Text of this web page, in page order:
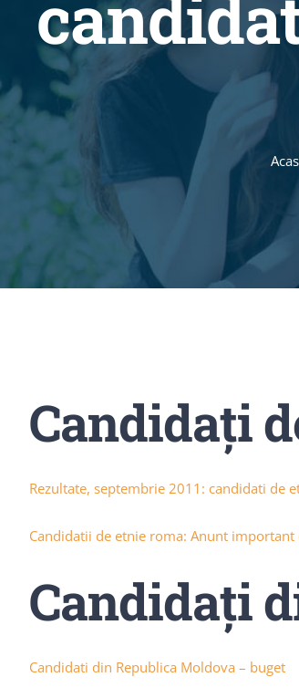
Candidaţi
Rezultate, septembrie 2011: candidati de
Candidatii de etnie roma: Anunt
Candidaţi
Candidati din Republica Moldova – buget